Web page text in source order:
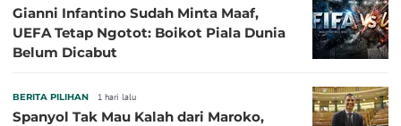
Gianni Infantino Sudah Minta Maaf,
UEFA Tetap Ngotot: Boikot Piala Dunia
Belum Dicabut
BERITA PILIHAN 1 hari lalu
Spanyol Tak Mau Kalah dari Maroko,